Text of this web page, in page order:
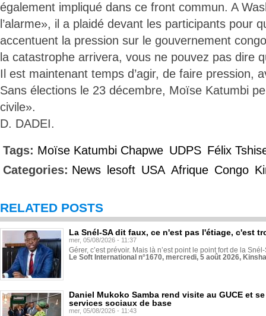
également impliqué dans ce front commun. A
l’alarme», il a plaidé devant les participants pour
accentuent la pression sur le gouvernement
la catastrophe arrivera, vous ne pouvez pas dire
Il est maintenant temps d’agir, de faire pression,
Sans élections le 23 décembre, Moïse Katumbi
civile».
D. DADEI.
Tags: Moïse Katumbi Chapwe UDPS Félix
Categories: News lesoft USA Afrique Congo
RELATED POSTS
La Snél-SA dit faux, ce n'est pas l'étiage, c'est
mer, 05/08/2026 - 11:37
Gérer, c’est prévoir. Mais là n’est point le point fort de la
Le Soft International n°1670, mercredi, 5 août 2026,
Daniel Mukoko Samba rend visite au GUCE et
services sociaux de base
mer, 05/08/2026 - 11:43